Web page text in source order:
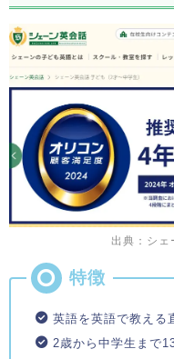
出典：シェ
英語を英語で教える
2歳から中学生まで